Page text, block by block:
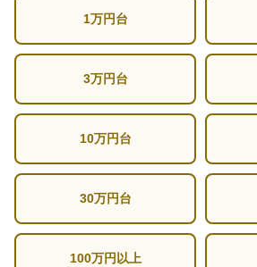
1万円台
3万円台
10万円台
30万円台
100万円以上